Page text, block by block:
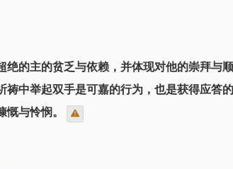
的主的贫乏与依赖，并体现对他的崇拜与
中举起双手是可嘉的行为，也是获得应答的
与怜悯。